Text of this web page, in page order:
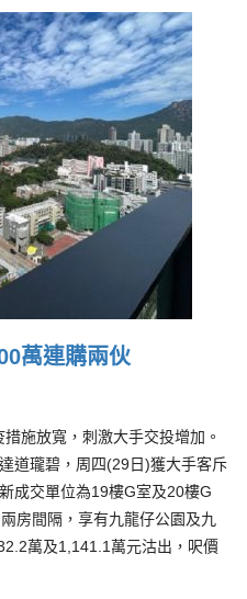
萬連購兩伙
施放寬，刺激大手交投增加。
道瓏碧，周四(29日)獲大手客斥
成交單位為19樓G室及20樓G
房間隔，享有九龍仔公園及九
萬及1,141.1萬元沽出，呎價